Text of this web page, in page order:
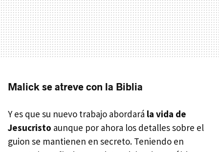
Malick se atreve con la Biblia
Y es que su nuevo trabajo abordará la vida de
Jesucristo aunque por ahora los detalles sobre el
guion se mantienen en secreto. Teniendo en